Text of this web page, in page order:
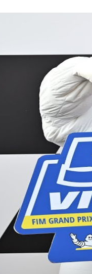
– auf jeder Strecke